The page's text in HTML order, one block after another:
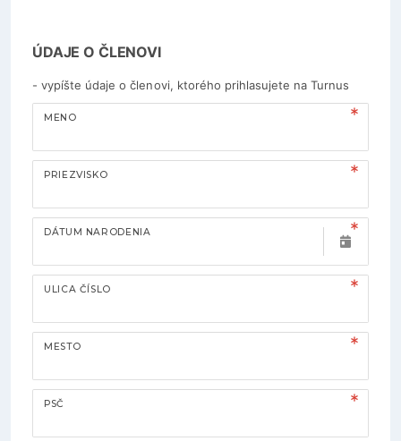
ÚDAJE O ČLENOVI
- vypíšte údaje o členovi, ktorého prihlasujete na Turnus
MENO
PRIEZVISKO
DÁTUM NARODENIA
ULICA ČÍSLO
MESTO
PSČ